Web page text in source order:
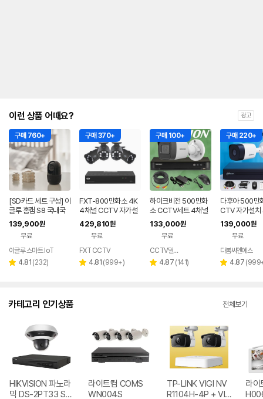
이런 상품 어때요? 광고
구매 760+
[SD카드 세트 구성] 이
글루 홈캠 S8 국내국
산서버 아기 홈카메라
CCTV AI 베이비캠
139,900원
무료
이글루 스마트 IoT
별 4.81 리
(232)
구매 370+
FXT-800만화소 4K
4채널 CCTV 자가설
치 세트 미니 국산 카메
라 실외4개
429,810원
무료
FXT CCTV
별 4.81 리
(999+)
구매 100+
하이크비전 500만화
소 CCTV세트 4채널
실내실외 자가설치 스
마트폰어플 매장 가정
사무실
133,000원
무료
페이
CCTV멀티샵
별 4.87 리
(141)
구매 220+
다후아 500만
CTV 자가설치
실외 가정용 스
매장 야외 4채
카메라
139,000원
무료
다봄씨엔에스
별 4.87 리
(
카테고리 인기상품 전체보기
HIKVISION 파노라
믹 DS-2PT33 ST
라이트컴 COMS
WN004S
TP-LINK VIGI NV
R1104H-4P + VIG
라이